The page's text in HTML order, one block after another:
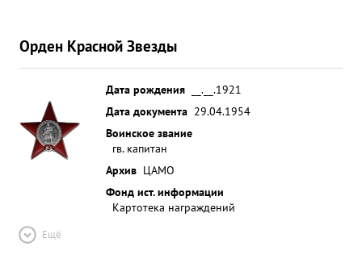
Орден Красной Звезды
Дата рождения
__.__.1921
Дата документа 29.04.1954
Воинское звание
гв. капитан
Архив ЦАМО
Фонд ист. информации
Картотека награждений
Ещё